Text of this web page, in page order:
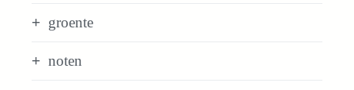
groente
noten